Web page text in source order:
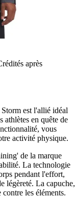
après
est l'allié idéal
athlètes en quête de
vous
activité physique.
de la marque
La technologie
pendant l'effort,
légèreté. La capuche,
les éléments.